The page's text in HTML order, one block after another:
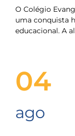
O Colégio
uma conquista
educacional. A
04
ago